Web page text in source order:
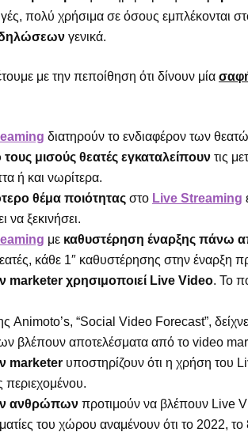
πολύ χρήσιμα σε όσους εμπλέκονται
γενικά.
με την πεποίθηση ότι δίνουν μία
διατηρούν το ενδιαφέρον των
μισούς θεατές εγκαταλείπουν τις
ή και νωρίτερα.
θέμα ποιότητας στο Live Streaming
να ξεκινήσει.
με καθυστέρηση έναρξης πάνω
κάθε 1″ καθυστέρησης στην έναρξη
marketer χρησιμοποιεί Live Video. Το
Animoto’s, “Social Video Forecast”,
βλέπουν αποτελέσματα από το video
marketer υποστηρίζουν ότι η χρήση του
περιεχομένου.
ανθρώπων προτιμούν να βλέπουν Live
του χώρου αναμένουν ότι το 2022,